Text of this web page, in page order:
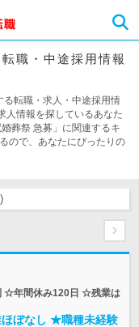
職・中途採用情報
る転職・求人・中途採用情
人情報を探しているあなた
葬祭 急募」に関連するキ
ので、あなたにぴったりの
☆年間休み120日 ☆残業は
ぼなし ★職種未経験